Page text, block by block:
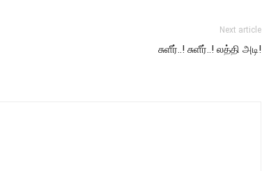
Next article
சுளீர்..! சுளீர்..! லத்தி அடி!